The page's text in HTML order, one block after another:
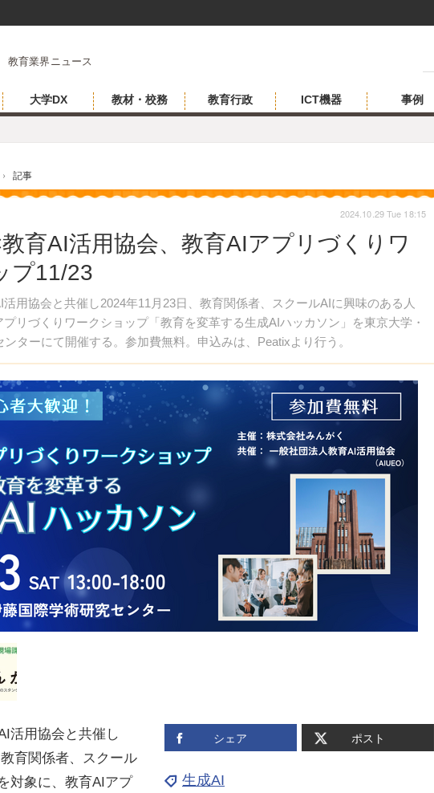
教育業界ニュース
大学DX 教材・校務 教育行政 ICT機器 事例
› 記事
育AI活用協会、教育AIアプリづくりワ
プ11/23
用協会と共催し2024年11月23日、教育関係者、スクールAIに興味のある人
リづくりワークショップ「教育を変革する生成AIハッカソン」を東京大学・
ターにて開催する。参加費無料。申込みは、Peatixより行う。
2024.10.29 Tue 18:15
シェア ポスト
生成AI
活用協会と共催し
育関係者、スクール
対象に、教育AIアプ